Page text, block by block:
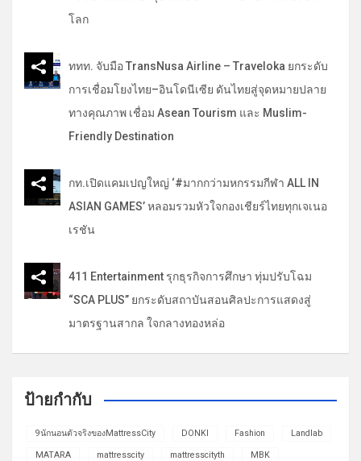
โลก
ททท. จับมือ TransNusa Airline – Traveloka ยกระดับ
การเชื่อมโยงไทย–อินโดนีเซีย ดันไทยสู่จุดหมายปลาย
ทางคุณภาพ เชื่อม Asean Tourism และ Muslim-
Friendly Destination
กท.เปิดแคมเปญใหญ่ ‘#มากกว่ามหกรรมกีฬา ALL IN
ASIAN GAMES’ หลอมรวมหัวใจกองเชียร์ไทยทุกเจเนอ
เรชัน
411 Entertainment รุกธุรกิจการศึกษา ทุ่มปรับโฉม
“SCA PLUS” ยกระดับสถาบันสอนศิลปะการแสดงสู่
มาตรฐานสากล ใจกลางทองหล่อ
ป้ายกำกับ
9นักนอนตัวจริงของMattressCity DONKI Fashion Landlab
MATARA mattresscity mattresscityth MBK